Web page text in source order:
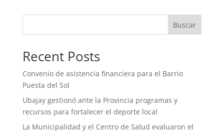
Buscar
Recent Posts
Convenio de asistencia financiera para el Barrio
Puesta del Sol
Ubajay gestionó ante la Provincia programas y
recursos para fortalecer el deporte local
La Municipalidad y el Centro de Salud evaluaron el